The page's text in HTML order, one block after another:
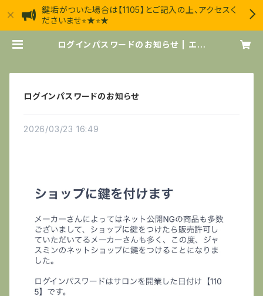
鍵垢がついた場合は【1105】とご記入の上、アクセスく
ださいませ⭐︎★⭐︎★
ログインパスワードのお知らせ | エス
ログインパスワードのお知らせ
2026/03/23 16:49